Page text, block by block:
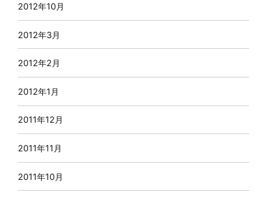
2012年10月
2012年3月
2012年2月
2012年1月
2011年12月
2011年11月
2011年10月